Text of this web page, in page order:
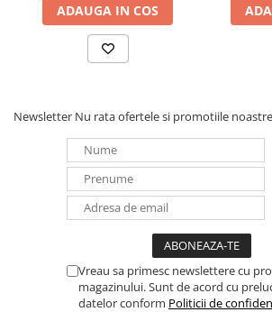
ADAUGA IN COS
Newsletter Nu rata ofertele si promotiile noastre
Vreau sa primesc newslettere cu
magazinului. Sunt de acord cu
datelor conform Politicii de